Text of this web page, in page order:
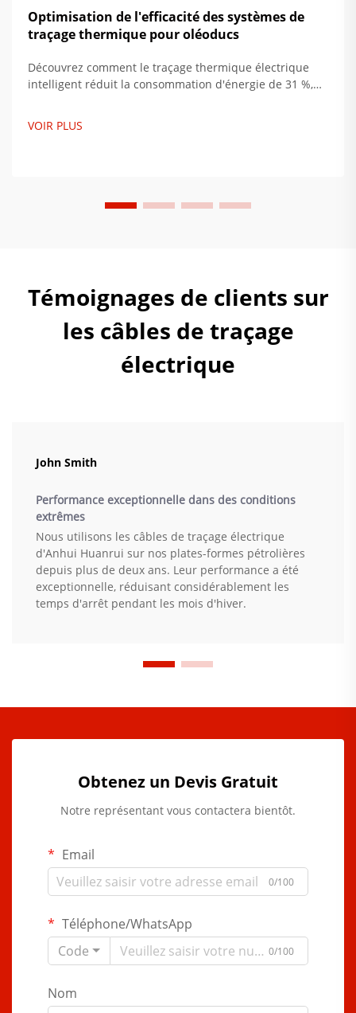
Optimisation de l'efficacité des systèmes de
traçage thermique pour oléoducs
Découvrez comment le traçage thermique électrique
intelligent réduit la consommation d'énergie de 31 %,
investissement et les avantages en matière de
VOIR PLUS
Témoignages de clients sur
les câbles de traçage
électrique
John Smith
Performance exceptionnelle dans des conditions
extrêmes
Nous utilisons les câbles de traçage électrique
d'Anhui Huanrui sur nos plates-formes pétrolières
depuis plus de deux ans. Leur performance a été
exceptionnelle, réduisant considérablement les
temps d'arrêt pendant les mois d'hiver.
Obtenez un Devis Gratuit
Notre représentant vous contactera bientôt.
Email
0/100
Téléphone/WhatsApp
Code
0/100
Nom